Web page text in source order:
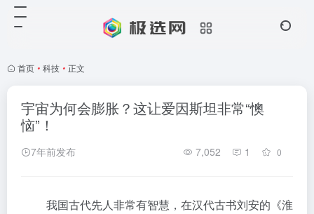
首页 • 科技 • 正文
宇宙为何会膨胀？这让爱因斯坦非常“懊
恼”！
7年前发布 7,052 1 0
我国古代先人非常有智慧，在汉代古书刘安的《淮